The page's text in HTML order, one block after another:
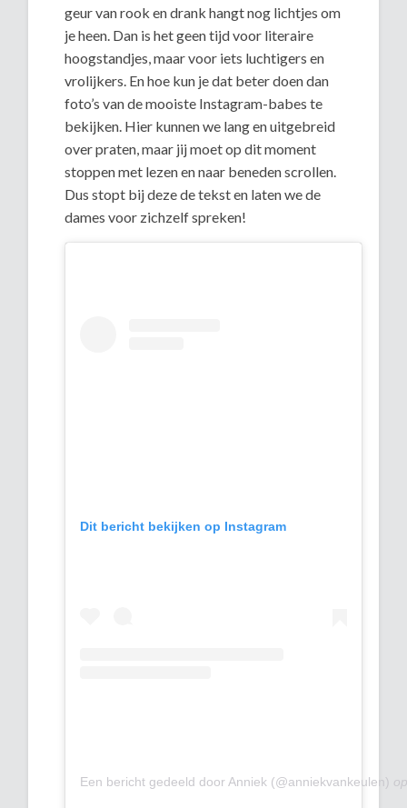
geur van rook en drank hangt nog lichtjes om
je heen. Dan is het geen tijd voor literaire
hoogstandjes, maar voor iets luchtigers en
vrolijkers. En hoe kun je dat beter doen dan
foto’s van de mooiste Instagram-babes te
bekijken. Hier kunnen we lang en uitgebreid
over praten, maar jij moet op dit moment
stoppen met lezen en naar beneden scrollen.
Dus stopt bij deze de tekst en laten we de
dames voor zichzelf spreken!
Dit bericht bekijken op Instagram
Een bericht gedeeld door Anniek (@anniekvankeulen)